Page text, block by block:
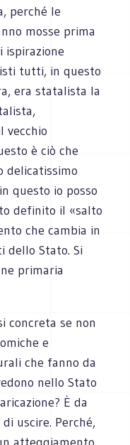
perché le
mosse prima
tutti, in questo
era statalista la
vecchio
è ciò che
delicatissimo
questo io posso
definito il «salto
che cambia in
dello Stato. Si
primaria
concreta se non
e
che fanno da
nello Stato
È da
uscire. Perché,